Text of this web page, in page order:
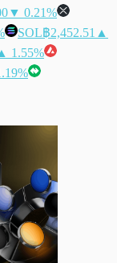
▼ 0.21%
SOL฿2,452.51 ▲
1.55%